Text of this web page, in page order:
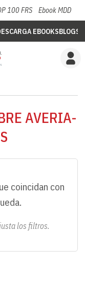
100 FRS Ebook MDD
EBOOKSBLOGS
AVERIA-
coincidan con
los filtros.